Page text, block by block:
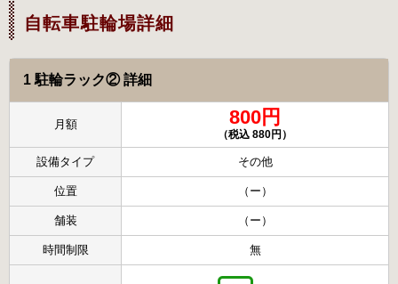
自転車駐輪場詳細
1 駐輪ラック② 詳細
月額 800円
（税込 880円）
設備タイプ その他
位置 （ー）
舗装 （ー）
時間制限 無